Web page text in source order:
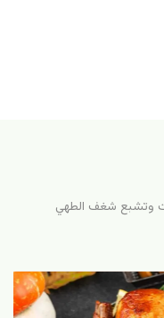
وتشبع شغف الطهي